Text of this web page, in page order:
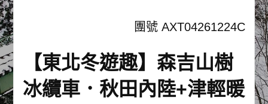
關於御義
客服專線(02) 2515-1218
團號 AXT04261224C
【東北冬遊趣】森吉山樹
冰纜車．秋田內陸+津輕暖